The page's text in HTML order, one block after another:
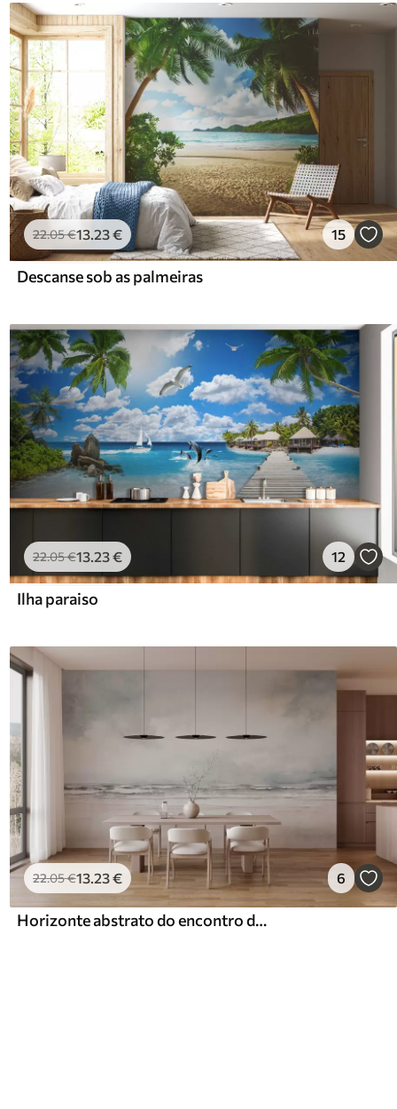
22.05€13.23€ 15
Descanse sob as palmeiras
22.05€13.23€ 12
Ilha paraiso
22.05€13.23€ 6
Horizonte abstrato do encontro do céu e do mar